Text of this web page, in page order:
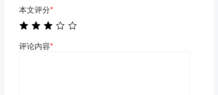
本文评分*
评论内容*